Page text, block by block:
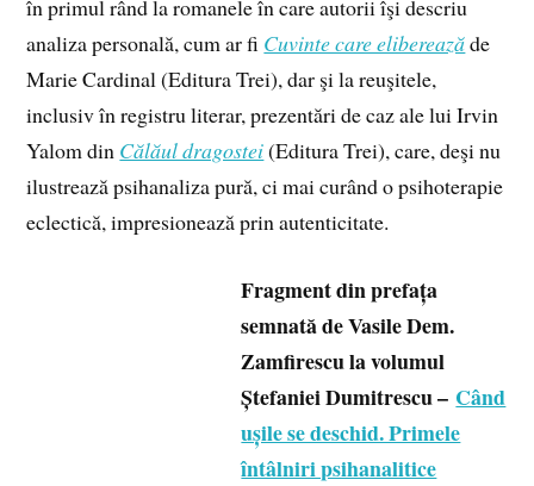
în primul rând la romanele în care autorii îşi descriu
analiza personală, cum ar fi Cuvinte care elibereazăde
Marie Cardinal (Editura Trei), dar şi la reuşitele,
inclusiv în registru literar, prezentări de caz ale lui Irvin
Yalom din Călăul dragostei(Editura Trei), care, deşi nu
ilustrează psihanaliza pură, ci mai curând o psihoterapie
eclectică, impresionează prin autenticitate.
Fragment din prefața
semnată de Vasile Dem.
Zamfirescu la volumul
Ștefaniei Dumitrescu – Când
ușile se deschid. Primele
întâlniri psihanalitice